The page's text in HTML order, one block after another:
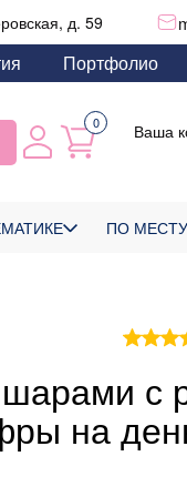
д. 59
Портфолио
0 Ваша
ПО
с
на